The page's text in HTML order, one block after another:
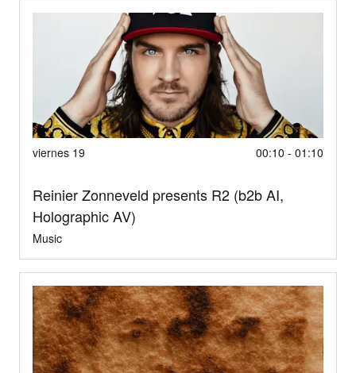
viernes 19 00:10 - 01:10
Reinier Zonneveld presents R2 (b2b AI,
Holographic AV)
Music